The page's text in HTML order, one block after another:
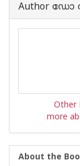
Author
more
About the